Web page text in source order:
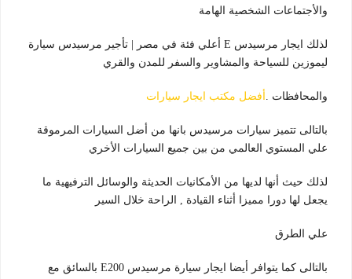
والأجتماعات الشخصية الهامة
لذلك ايجار مرسيدس E أعلي فئة في مصر | تأجير مرسيدس سيارة
ليموزين للسياحة والمشاوير والسفر للمدن والقري
والمحافظات . أفضل مكتب ايجار سيارات
بالتالى تتميز سيارات مرسيدس بانها من أضل السيارات المرموقة
علي المستوي العالمي من بين جميع السيارات الأخري
لذلك حيث أنها لديها من الأمكانيات الحديثة والوسائل الترفيهية ما
يجعل لها دورا مميزا أثناء القيادة , الراحة خلال السير
علي الطرق
بالتالى كما يتوافر أيضا ايجار سيارة مرسيدس E200 بالسائق مع